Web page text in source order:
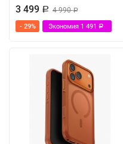
3 499 Р 4 990Р
- 29% Экономия 1 491 Р